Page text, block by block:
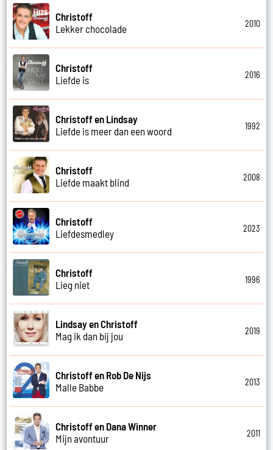
Christoff
Lekker chocolade
2010
Christoff
Liefde is
2016
Christoff en Lindsay
Liefde is meer dan een woord
1992
Christoff
Liefde maakt blind
2008
Christoff
Liefdesmedley
2023
Christoff
Lieg niet
1996
Lindsay en Christoff
Mag ik dan bij jou
2019
Christoff en Rob De Nijs
Malle Babbe
2013
Christoff en Dana Winner
Mijn avontuur
2011